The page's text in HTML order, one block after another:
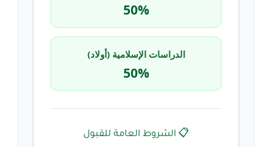
50%
الدراسات الإسلامية (أولاد)
50%
📋 الشروط العامة للقبول